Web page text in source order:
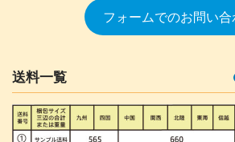
フォームでのお問い合
送料一覧